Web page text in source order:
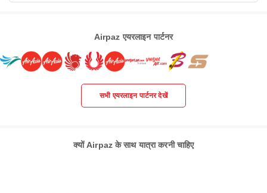
Airpaz एयरलाइन पार्टनर
सभी एयरलाइन पार्टनर देखें
क्यों Airpaz के साथ यात्रा करनी चाहिए